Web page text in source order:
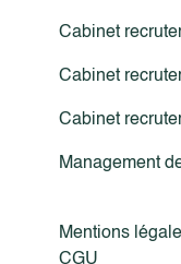
Cabinet
Cabinet
Cabinet
Management
Mentions
CGU